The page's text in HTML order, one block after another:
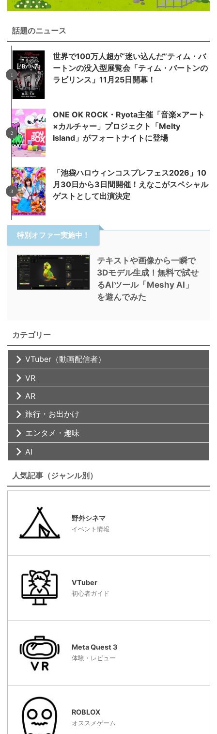
話題のニュース
世界で100万人超が“迷い込んだ”ティム・バ
ートンの没入型展覧会「ティム・バートンの
ラビリンス」11月25日開幕！
ONE OK ROCK・Ryota主催「音楽×アート
×カルチャー」プロジェクト「Melty
Island」がフォートナイトに登場
「池袋ハロウィンコスプレフェス2026」10
月30日から3日間開催！えなこがスペシャル
ゲストとして出演決定
特別オファー実施中！
テキストや画像から一瞬で
3Dモデル生成！無料で試せ
るAIツール「Meshy AI」
を遊んでみた
カテゴリー
VTuber（動画配信者）
VR
AR
旅行・お出かけ
エンタメ・趣味
AI
人気記事（ジャンル別）
野外シネマ
イベント情報
VTuber
初心者ガイド
Meta Quest 3
体験・レビュー
ROBLOX
オススメゲーム